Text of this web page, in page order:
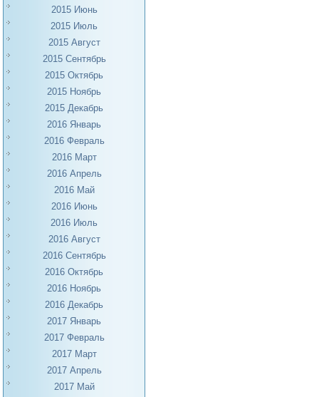
2015 Июнь
2015 Июль
2015 Август
2015 Сентябрь
2015 Октябрь
2015 Ноябрь
2015 Декабрь
2016 Январь
2016 Февраль
2016 Март
2016 Апрель
2016 Май
2016 Июнь
2016 Июль
2016 Август
2016 Сентябрь
2016 Октябрь
2016 Ноябрь
2016 Декабрь
2017 Январь
2017 Февраль
2017 Март
2017 Апрель
2017 Май